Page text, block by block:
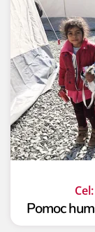
Cel:
Pomoc